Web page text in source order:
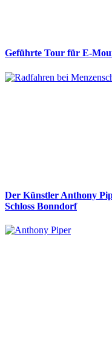
Geführte Tour für E-
Der Künstler Anthony
Schloss Bonndorf